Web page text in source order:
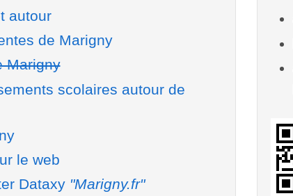
autour
de Marigny
Marigny
scolaires autour de
le web
Dataxy "Marigny.fr"